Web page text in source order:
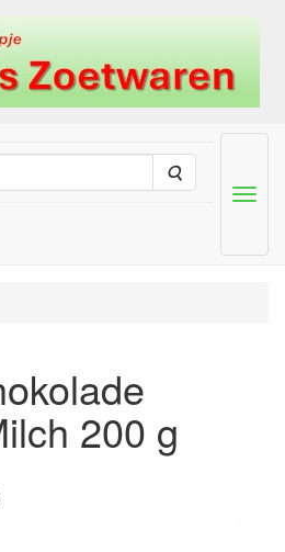
Suche
Menu
200 g